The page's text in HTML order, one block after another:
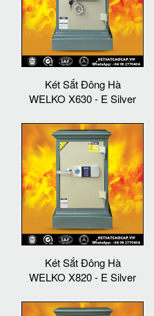
Két Sắt Đông Hà
WELKO X630 - E Silver
Két Sắt Đông Hà
WELKO X820 - E Silver